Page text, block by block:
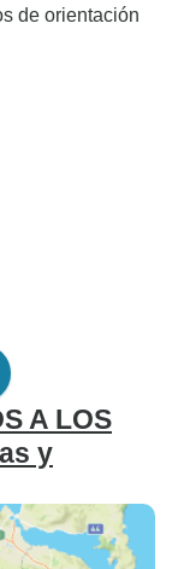
de orientación
A LOS
y